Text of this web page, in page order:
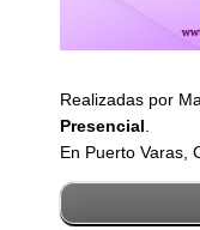
Realizadas por
Presencial
En Puerto Varas,